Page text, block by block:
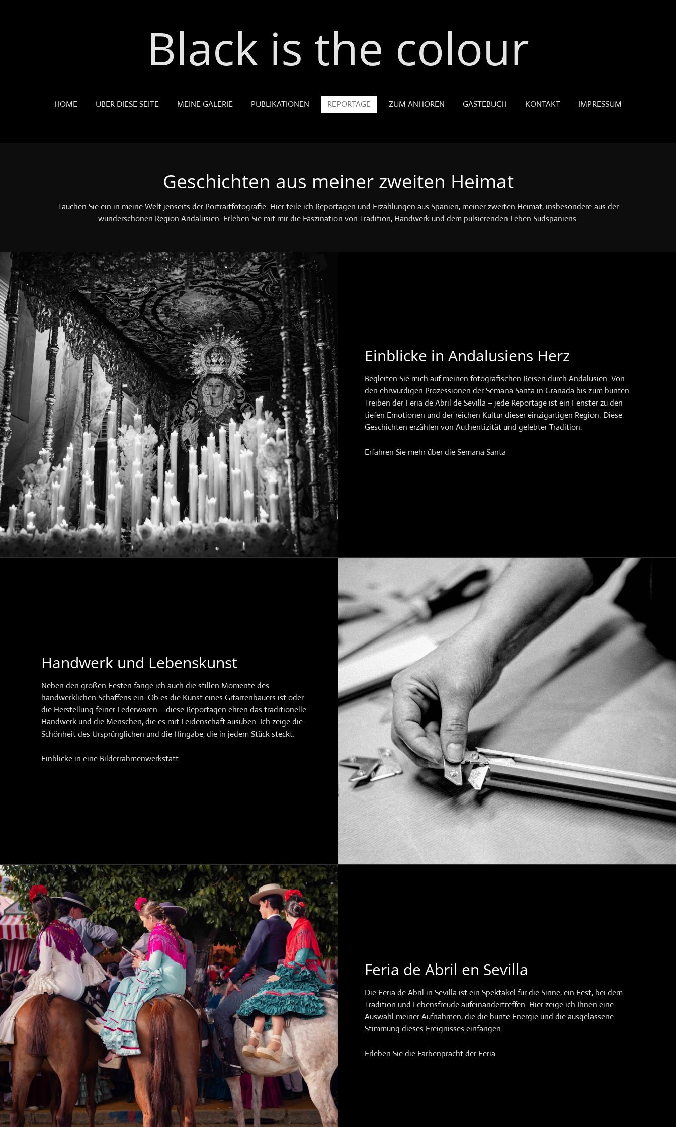
Black is the colour
HOME ÜBER DIESE SEITE MEINE GALERIE PUBLIKATIONEN REPORTAGE ZUM ANHÖREN GÄSTEBUCH KONTAKT IMPRESSUM
Geschichten aus meiner zweiten Heimat
Tauchen Sie ein in meine Welt jenseits der Portraitfotografie. Hier teile ich Reportagen und Erzählungen aus Spanien, meiner zweiten Heimat, insbesondere aus der
wunderschönen Region Andalusien. Erleben Sie mit mir die Faszination von Tradition, Handwerk und dem pulsierenden Leben Südspaniens.
Einblicke in Andalusiens Herz
Begleiten Sie mich auf meinen fotografischen Reisen durch Andalusien. Von
den ehrwürdigen Prozessionen der Semana Santa in Granada bis zum bunten
Treiben der Feria de Abril de Sevilla – jede Reportage ist ein Fenster zu den
tiefen Emotionen und der reichen Kultur dieser einzigartigen Region. Diese
Geschichten erzählen von Authentizität und gelebter Tradition.
Erfahren Sie mehr über die Semana Santa
Handwerk und Lebenskunst
Neben den großen Festen fange ich auch die stillen Momente des
handwerklichen Schaffens ein. Ob es die Kunst eines Gitarrenbauers ist oder
die Herstellung feiner Lederwaren – diese Reportagen ehren das traditionelle
Handwerk und die Menschen, die es mit Leidenschaft ausüben. Ich zeige die
Schönheit des Ursprünglichen und die Hingabe, die in jedem Stück steckt.
Einblicke in eine Bilderrahmenwerkstatt
Feria de Abril en Sevilla
Die Feria de Abril in Sevilla ist ein Spektakel für die Sinne, ein Fest, bei dem
Tradition und Lebensfreude aufeinandertreffen. Hier zeige ich Ihnen eine
Auswahl meiner Aufnahmen, die die bunte Energie und die ausgelassene
Stimmung dieses Ereignisses einfangen.
Erleben Sie die Farbenpracht der Feria